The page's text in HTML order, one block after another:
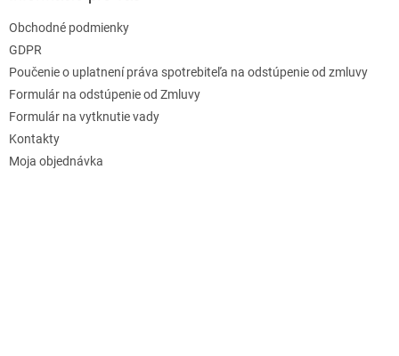
Obchodné podmienky
GDPR
Poučenie o uplatnení práva spotrebiteľa na odstúpenie od zmluvy
Formulár na odstúpenie od Zmluvy
Formulár na vytknutie vady
Kontakty
Moja objednávka